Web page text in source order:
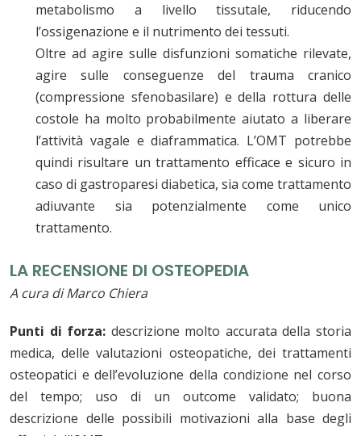
metabolismo a livello tissutale, riducendo
l’ossigenazione e il nutrimento dei tessuti.
Oltre ad agire sulle disfunzioni somatiche rilevate,
agire sulle conseguenze del trauma cranico
(compressione sfenobasilare) e della rottura delle
costole ha molto probabilmente aiutato a liberare
l’attività vagale e diaframmatica. L’OMT potrebbe
quindi risultare un trattamento efficace e sicuro in
caso di gastroparesi diabetica, sia come trattamento
adiuvante sia potenzialmente come unico
trattamento.
LA RECENSIONE DI OSTEOPEDIA
A cura di Marco Chiera
Punti di forza: descrizione molto accurata della storia
medica, delle valutazioni osteopatiche, dei trattamenti
osteopatici e dell’evoluzione della condizione nel corso
del tempo; uso di un outcome validato; buona
descrizione delle possibili motivazioni alla base degli